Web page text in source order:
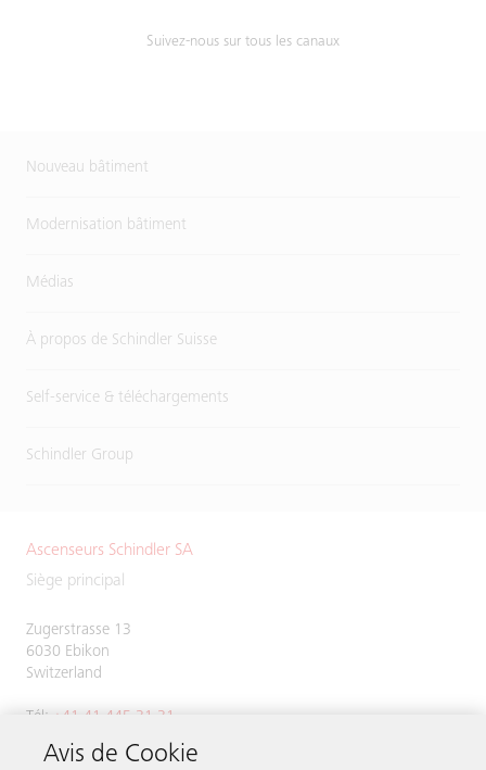
Suivez-nous sur tous les canaux
Nouveau bâtiment
Modernisation bâtiment
Médias
À propos de Schindler Suisse
Self-service & téléchargements
Schindler Group
Ascenseurs Schindler SA
Siège principal
Zugerstrasse 13
6030 Ebikon
Switzerland
Tél: +41 41 445 31 31
Avis de Cookie